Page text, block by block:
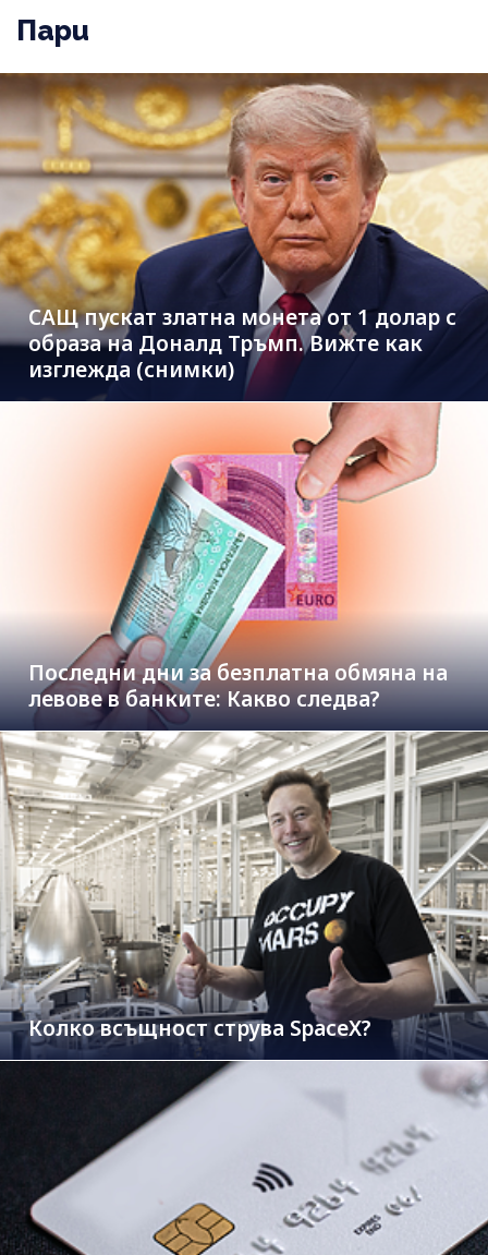
Пари
САЩ пускат златна монета от 1 долар с
образа на Доналд Тръмп. Вижте как
изглежда (снимки)
Последни дни за безплатна обмяна на
левове в банките: Какво следва?
Колко всъщност струва SpaceX?